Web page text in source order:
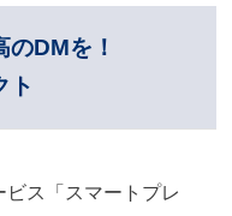
DMを！
ト
ス「スマートプレ